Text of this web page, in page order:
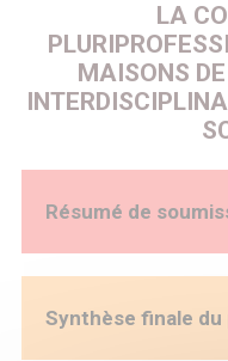
LA
MAISONS
Résumé de
Contexte : Pour
maladies chroniques,
coordonnés mobilisant
Synthèse finale